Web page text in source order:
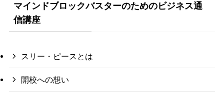
マインドブロックバスターのためのビジネス通
信講座
スリー・ピースとは
開校への想い